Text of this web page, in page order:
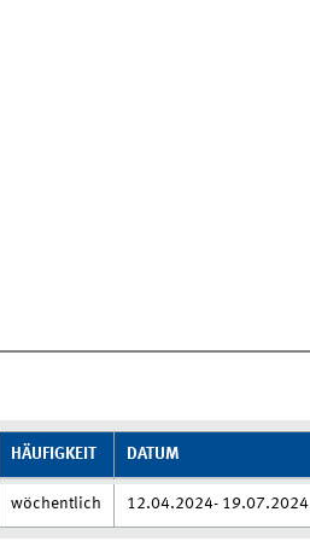
HÄUFIGKEIT DATUM
wöchentlich 12.04.2024- 19.07.2024